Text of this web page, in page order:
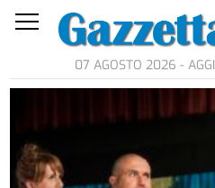
07 AGOSTO 2026 -